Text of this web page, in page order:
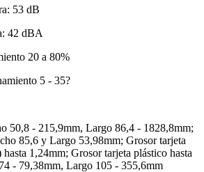
53 dB
42 dBA
20 a 80%
5 - 35?
50,8 - 215,9mm, Largo 86,4 - 1828,8mm;
85,6 y Largo 53,98mm; Grosor tarjeta
1,24mm; Grosor tarjeta plástico hasta
- 79,38mm, Largo 105 - 355,6mm